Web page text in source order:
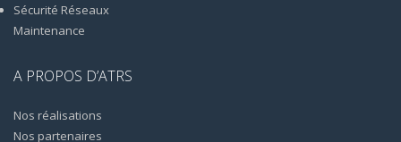
Sécurité Réseaux
Maintenance
A PROPOS D’ATRS
Nos réalisations
Nos partenaires